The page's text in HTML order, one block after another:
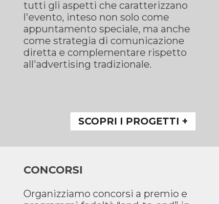
tutti gli aspetti che caratterizzano
l'evento, inteso non solo come
appuntamento speciale, ma anche
come strategia di comunicazione
diretta e complementare rispetto
all'advertising tradizionale.
SCOPRI I PROGETTI +
CONCORSI
Organizziamo concorsi a premio e